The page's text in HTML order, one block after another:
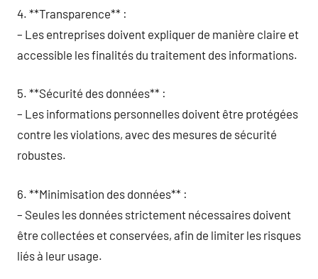
4. **Transparence** :
– Les entreprises doivent expliquer de manière claire et
accessible les finalités du traitement des informations.
5. **Sécurité des données** :
– Les informations personnelles doivent être protégées
contre les violations, avec des mesures de sécurité
robustes.
6. **Minimisation des données** :
– Seules les données strictement nécessaires doivent
être collectées et conservées, afin de limiter les risques
liés à leur usage.